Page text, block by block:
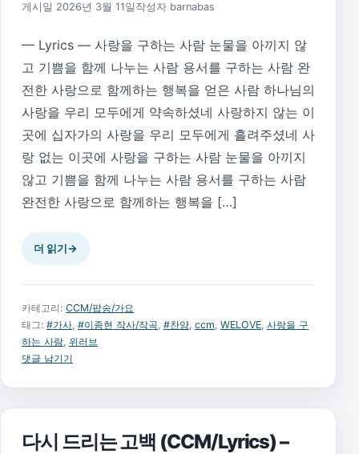
게시일 2026년 3월 11일 작성자 barnabas
— Lyrics — 사랑을 구하는 사람 눈물을 아끼지 않
고 기쁨을 함께 나누는 사람​ 용서를 구하는 사람 완
전한 사랑으로 함께하는 행복을 얻은 사람​ 하나님의
사랑을 우리 모두에게 약속하셨네 사랑하지 않는 이
곳에​ 십자가의 사랑을 우리 모두에게 흘려주셨네 사
랑 없는 이곳에​ 사랑을 구하는 사람 눈물을 아끼지
않고 기쁨을 함께 나누는 사람​ 용서를 구하는 사람
완전한 사랑으로 함께하는 행복을 […]
더 읽기→
카테고리: CCM/팝송/가요
태그: #가사, #이종현 작사/작곡, #찬양, ccm, WELOVE, 사랑을 구
하는 사람, 위러브
댓글 남기기
다시 드리는 고백 (CCM/Lyrics) –